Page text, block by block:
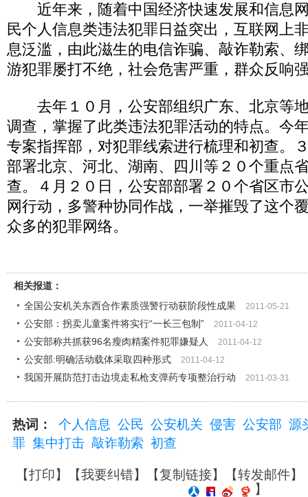
近年来，随着中国经济快速发展和信息
民个人信息类违法犯罪日益突出，互联网上
息泛滥，由此滋生的电信诈骗、敲诈勒索、
游犯罪屡打不绝，社会危害严重，群众反响
去年１０月，公安部组织广东、北京等
调查，掌握了此类违法犯罪活动的特点。今
专案指挥部，对犯罪线索进行梳理和初查。
部署北京、河北、湖南、四川等２０个重点
查。４月２０日，公安部部署２０个省区市
网行动，多警种协同作战，一举摧毁了这个
众多的犯罪网络。
相关报道：
全国公安机关东西合作素质强警行动获阶段性成果
2011-05-21
公安部：拐卖儿童案件将实行“一长三包制” 2011-04-12
公安部称共抓获96名瘦肉精案件犯罪嫌疑人 2011-04-12
公安部:明确活动载体采取四种形式 2011-04-12
我国开展防范打击边境走私枪支弹药专项整治行动 2011-03-31
热词： 个人信息 公民 公安机关 侵害 公安部 源
罪 集中打击 敲诈勒索 初查
【打印】【我要纠错】【复制链接】【转发邮件】
】